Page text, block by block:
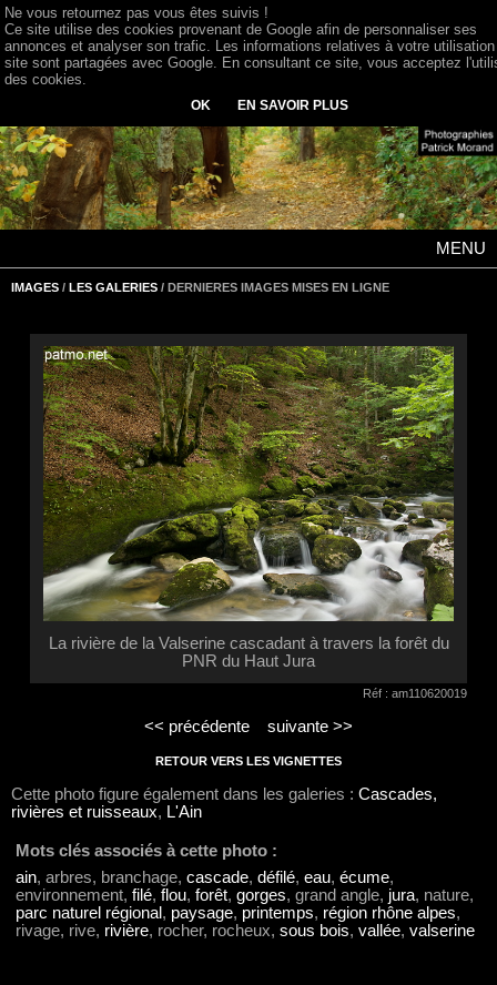
MENU
IMAGES / LES GALERIES / DERNIERES IMAGES MISES EN LIGNE
La rivière de la Valserine cascadant à travers la forêt du
PNR du Haut Jura
Réf : am110620019
<< précédente suivante >>
RETOUR VERS LES VIGNETTES
Cette photo figure également dans les galeries : Cascades,
rivières et ruisseaux, L'Ain
Mots clés associés à cette photo :
ain, arbres, branchage, cascade, défilé, eau, écume,
environnement, filé, flou, forêt, gorges, grand angle, jura, nature,
parc naturel régional , paysage, printemps, région rhône alpes,
rivage, rive, rivière, rocher, rocheux, sous bois, vallée, valserine
Ne vous retournez pas vous êtes suivis !
Ce site utilise des cookies provenant de Google afin de personnaliser ses
annonces et analyser son trafic. Les informations relatives à votre
site sont partagées avec Google. En consultant ce site, vous acceptez
des cookies.
OK EN SAVOIR PLUS